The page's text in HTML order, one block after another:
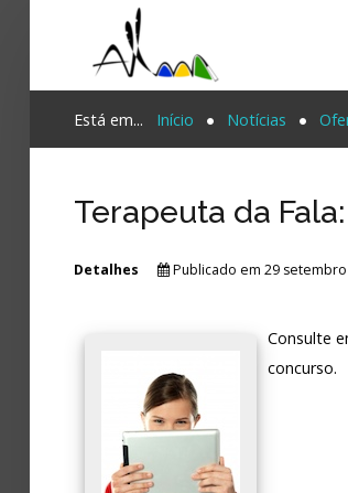
Login
Está em... Início Notícias
Terapeuta da
Detalhes Publicado em 29
Consulte
concurso.